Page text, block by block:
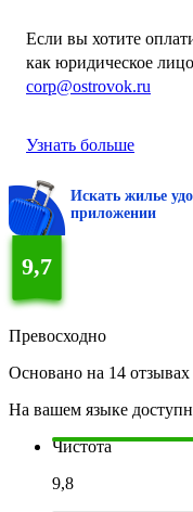
Если вы хотите
как юридическое
corp@ostrovok.ru
Узнать больше
Искать жилье
приложении
9,7
Превосходно
Основано на 14 отзывах
На вашем языке
Чистота
9,8